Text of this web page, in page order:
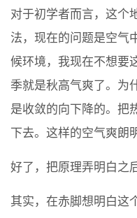
对于初学者而言，这个
法，现在的问题是空气
候环境，我现在不想要
季就是秋高气爽了。为
是收敛的向下降的。把
下去。这样的空气爽朗
好了，把原理弄明白之
其实，在赤脚想明白这